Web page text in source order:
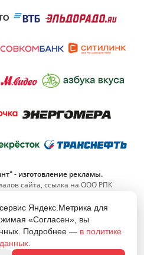
- изготовление рекламы.
сайта, ссылка на ООО РПК
555-11-42
РФ бесплатный)
print.ru
Яндекс.Метрика для
«Согласен», вы
Подробнее — в политике